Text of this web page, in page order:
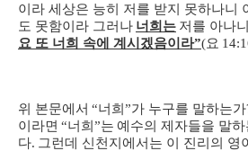
이라 세상은 능히 저를 받지 못하나니
도 못함이라 그러나 너희는 저를 아나
요 또 너희 속에 계시겠음이라”(요
위 본문에서 “너희 ”가 누구를 말하는가
이라면 “너희 ”는 예수의 제자들을 말
다. 그런데 신천지에서는 이 진리의 영